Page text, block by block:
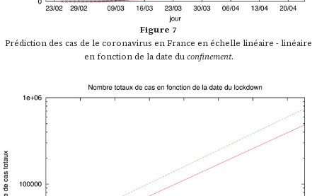
Figure 7
Prédiction des cas de le coronavirus en France en échelle linéaire - linéaire
en fonction de la date duconfinement.